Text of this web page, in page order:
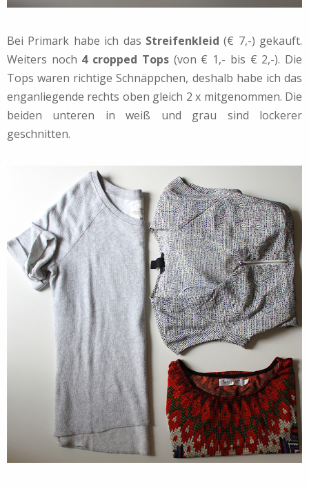
Bei Primark habe ich das Streifenkleid (€ 7,-) gekauft.
Weiters noch 4 cropped Tops(von € 1,- bis € 2,-). Die
Tops waren richtige Schnäppchen, deshalb habe ich das
enganliegende rechts oben gleich 2 x mitgenommen. Die
beiden unteren in weiß und grau sind lockerer
geschnitten.